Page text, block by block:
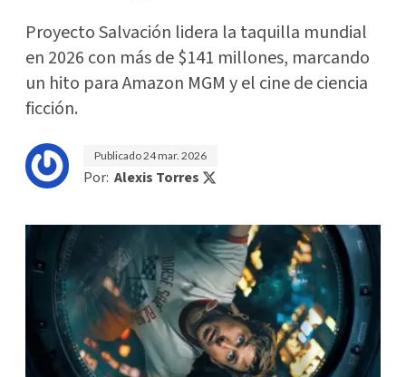
Proyecto Salvación lidera la taquilla mundial
en 2026 con más de $141 millones, marcando
un hito para Amazon MGM y el cine de ciencia
ficción.
Publicado24 mar. 2026
Por: Alexis Torres